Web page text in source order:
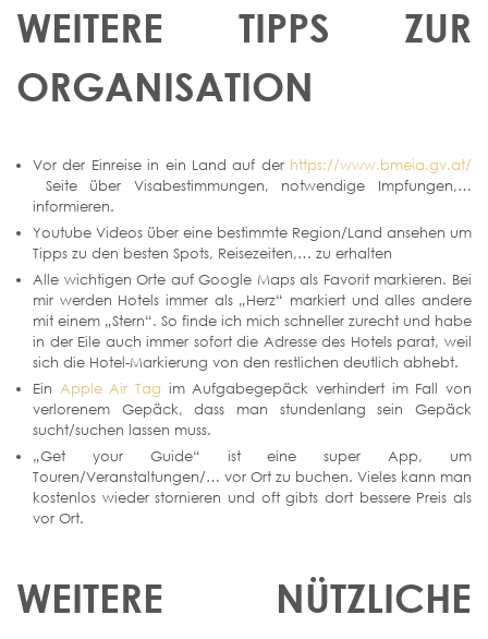
WEITERE TIPPS ZUR
ORGANISATION
Vor der Einreise in ein Land auf der https://www.bmeia.gv.at/
Seite über Visabestimmungen, notwendige Impfungen,…
informieren.
Youtube Videos über eine bestimmte Region/Land ansehen um
Tipps zu den besten Spots, Reisezeiten,… zu erhalten
Alle wichtigen Orte auf Google Maps als Favorit markieren. Bei
mir werden Hotels immer als „Herz“ markiert und alles andere
mit einem „Stern“. So finde ich mich schneller zurecht und habe
in der Eile auch immer sofort die Adresse des Hotels parat, weil
sich die Hotel-Markierung von den restlichen deutlich abhebt.
Ein Apple Air Tag im Aufgabegepäck verhindert im Fall von
verlorenem Gepäck, dass man stundenlang sein Gepäck
sucht/suchen lassen muss.
„Get your Guide“ ist eine super App, um
Touren/Veranstaltungen/… vor Ort zu buchen. Vieles kann man
kostenlos wieder stornieren und oft gibts dort bessere Preis als
vor Ort.
WEITERE NÜTZLICHE